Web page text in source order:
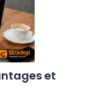
et